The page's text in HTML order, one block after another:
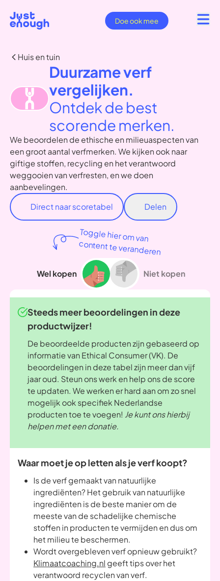
Doe ook mee
Huis en tuin
Duurzame verf
vergelijken.
Ontdek de best
scorende merken.
We beoordelen de ethische en milieuaspecten van
een groot aantal verfmerken. We kijken ook naar
giftige stoffen, recycling en het verantwoord
weggooien van verfresten, en we doen
aanbevelingen.
Direct naar scoretabel
Delen
Toggle hier om van
content te veranderen
Wel kopen Niet kopen
Steeds meer beoordelingen in deze
productwijzer!
De beoordeelde producten zijn gebaseerd op
informatie van Ethical Consumer (VK). De
beoordelingen in deze tabel zijn meer dan vijf
jaar oud. Steun ons werk en help ons de score
te updaten. We werken er hard aan om zo snel
mogelijk ook specifiek Nederlandse
producten toe te voegen! Je kunt ons hierbij
helpen met een donatie.
Waar moet je op letten als je verf koopt?
Is de verf gemaakt van natuurlijke
ingrediënten? Het gebruik van natuurlijke
ingrediënten is de beste manier om de
meeste van de schadelijke chemische
stoffen in producten te vermijden en dus om
het milieu te beschermen.
Wordt overgebleven verf opnieuw gebruikt?
Klimaatcoaching.nl geeft tips over het
verantwoord recyclen van verf.